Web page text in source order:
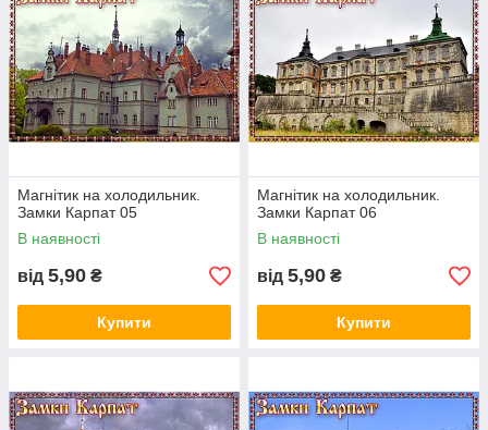
Магнітик на холодильник.
Замки Карпат 05
В наявності
від 5,90 ₴
Купити
Магнітик на холодильник.
Замки Карпат 06
В наявності
від 5,90 ₴
Купити